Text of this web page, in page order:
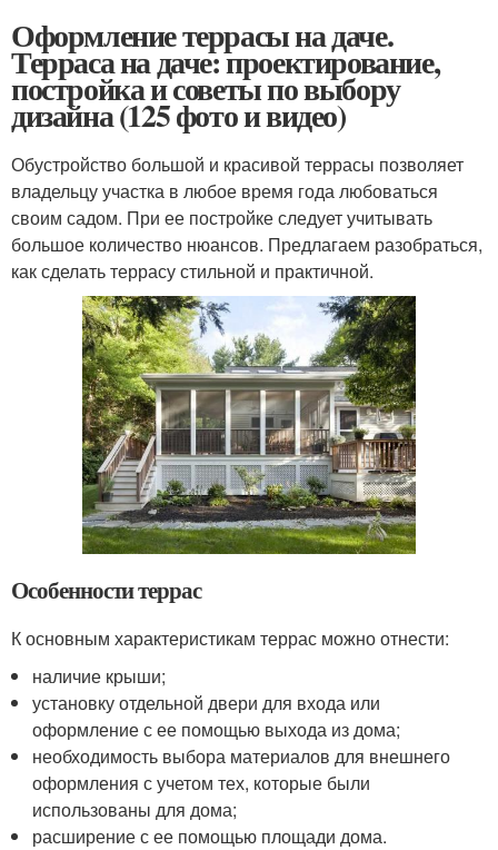
Оформление террасы на даче.
Терраса на даче: проектирование,
постройка и советы по выбору
дизайна (125 фото и видео)
Обустройство большой и красивой террасы позволяет
владельцу участка в любое время года любоваться
своим садом. При ее постройке следует учитывать
большое количество нюансов. Предлагаем разобраться,
как сделать террасу стильной и практичной.
Особенности террас
К основным характеристикам террас можно отнести:
наличие крыши;
установку отдельной двери для входа или
оформление с ее помощью выхода из дома;
необходимость выбора материалов для внешнего
оформления с учетом тех, которые были
использованы для дома;
расширение с ее помощью площади дома.